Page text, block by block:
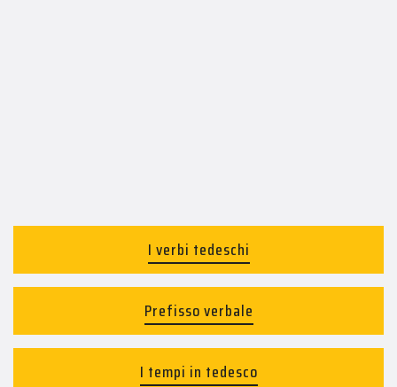
I verbi tedeschi
Prefisso verbale
I tempi in tedesco